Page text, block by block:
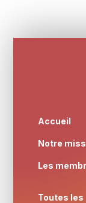
Accueil
Notre
Les
Toutes